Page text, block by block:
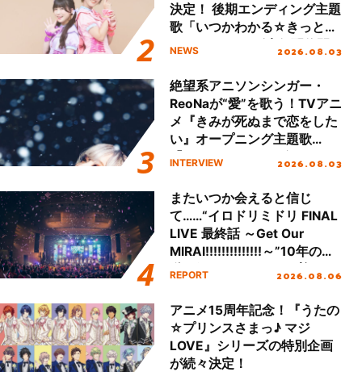
決定！ 後期エンディング主題
歌「いつかわかる☆きっとあ
える」TVサイズ先行配信開
NEWS 2026.08.03
絶望系アニソンシンガー・
ReoNaが“愛”を歌う！TVアニ
メ『きみが死ぬまで恋をした
い』オープニング主題歌
「Amore」インタビュー
INTERVIEW 2026.08.03
またいつか会えると信じ
て……“イロドリミドリ FINAL
LIVE 最終話 ～Get Our
MIRAI!!!!!!!!!!!!!!～”10年の活
動を経てファイナルを迎える
REPORT 2026.08.06
アニメ15周年記念！『うたの
☆プリンスさまっ♪ マジ
LOVE』シリーズの特別企画
が続々決定！